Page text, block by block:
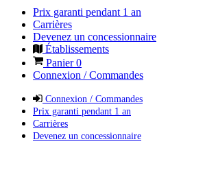
Prix garanti pendant 1 an
Carrières
Devenez un concessionnaire
Établissements
Panier0
Connexion / Commandes
Connexion / Commandes
Prix garanti pendant 1 an
Carrières
Devenez un concessionnaire